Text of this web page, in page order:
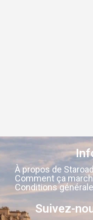
À propos de
Comment ça
Conditions
Suivez-